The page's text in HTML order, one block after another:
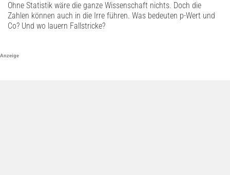
Ohne Statistik wäre die ganze Wissenschaft nichts. Doch die
Zahlen können auch in die Irre führen. Was bedeuten p-Wert und
Co? Und wo lauern Fallstricke?
Anzeige